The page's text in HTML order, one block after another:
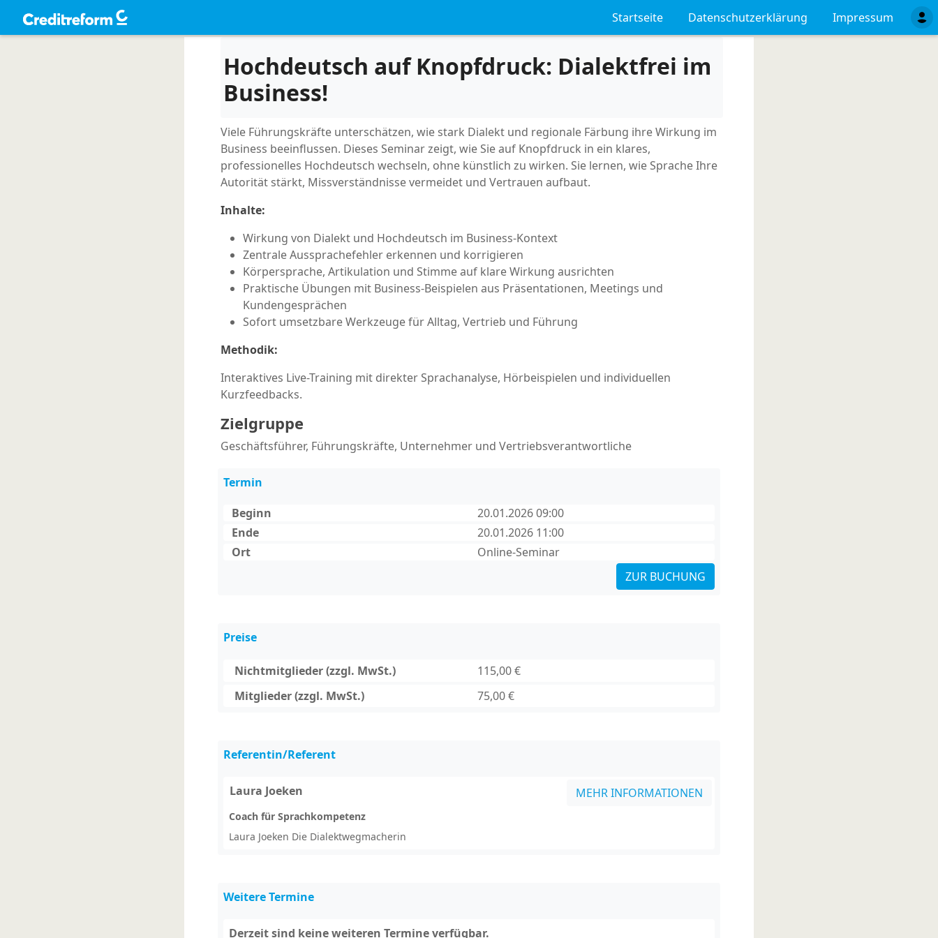
Startseite Datenschutzerklärung Impressum
Hochdeutsch auf Knopfdruck: Dialektfrei im
Business!
Viele Führungskräfte unterschätzen, wie stark Dialekt und regionale Färbung ihre Wirkung im
Business beeinflussen. Dieses Seminar zeigt, wie Sie auf Knopfdruck in ein klares,
professionelles Hochdeutsch wechseln, ohne künstlich zu wirken. Sie lernen, wie Sprache Ihre
Autorität stärkt, Missverständnisse vermeidet und Vertrauen aufbaut.
Inhalte:
Wirkung von Dialekt und Hochdeutsch im Business-Kontext
Zentrale Aussprachefehler erkennen und korrigieren
Körpersprache, Artikulation und Stimme auf klare Wirkung ausrichten
Praktische Übungen mit Business-Beispielen aus Präsentationen, Meetings und
Kundengesprächen
Sofort umsetzbare Werkzeuge für Alltag, Vertrieb und Führung
Methodik:
Interaktives Live-Training mit direkter Sprachanalyse, Hörbeispielen und individuellen
Kurzfeedbacks.
Zielgruppe
Geschäftsführer, Führungskräfte, Unternehmer und Vertriebsverantwortliche
Termin
Beginn
20.01.2026 09:00
Ende
20.01.2026 11:00
Ort
Online-Seminar
ZUR BUCHUNG
Preise
Nichtmitglieder (zzgl. MwSt.)
115,00 €
Mitglieder (zzgl. MwSt.)
75,00 €
Referentin/Referent
Laura Joeken MEHR INFORMATIONEN
Coach für Sprachkompetenz
Laura Joeken Die Dialektwegmacherin
Weitere Termine
Derzeit sind keine weiteren Termine verfügbar.